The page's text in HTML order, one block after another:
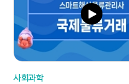
사회과학